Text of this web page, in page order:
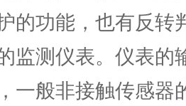
的功能，也有反转
监测仪表。仪表的
一般非接触传感器